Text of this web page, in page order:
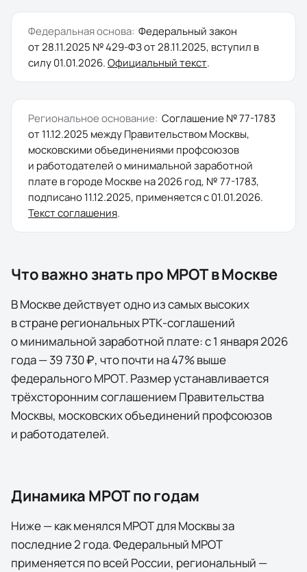
Федеральная основа: Федеральный закон
от 28.11.2025 № 429-ФЗот28.11.2025, вступил в
силу01.01.2026.Официальный текст.
Региональное основание: Соглашение № 77-1783
от 11.12.2025 между Правительством Москвы,
московскими объединениями профсоюзов
и работодателей о минимальной заработной
плате в городе Москве на 2026 год, № 77-1783,
подписано11.12.2025, применяется с01.01.2026.
Текст соглашения.
Что важно знать про МРОТ вМоскве
В Москве действует одно из самых высоких
в стране региональных РТК-соглашений
о минимальной заработной плате: с 1 января 2026
года — 39 730 ₽, что почти на 47% выше
федерального МРОТ. Размер устанавливается
трёхсторонним соглашением Правительства
Москвы, московских объединений профсоюзов
и работодателей.
Динамика МРОТ по годам
Ниже — как менялся МРОТ дляМосквыза
последние2 года. Федеральный МРОТ
применяется по всей России, региональный —